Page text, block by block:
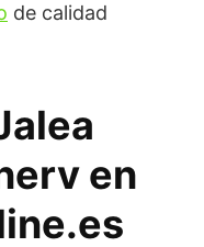
de calidad
en